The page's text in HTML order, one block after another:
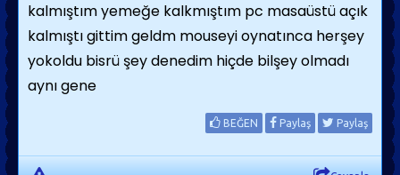
kalmıştım yemeğe kalkmıştım pc masaüstü açık
kalmıştı gittim geldm mouseyi oynatınca herşey
yokoldu bisrü şey denedim hiçde bilşey olmadı
aynı gene
BEĞEN Paylaş Paylaş